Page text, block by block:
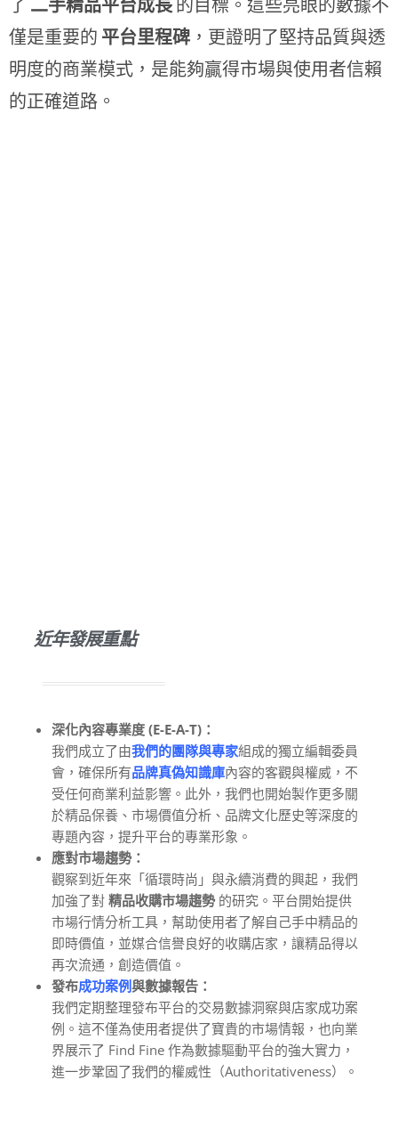
了 二手精品平台成長 的目標。這些亮眼的數據不
僅是重要的 平台里程碑 ，更證明了堅持品質與透
明度的商業模式，是能夠贏得市場與使用者信賴
的正確道路。
近年發展重點
深化內容專業度 (E-E-A-T)：
我們成立了由我們的團隊與專家組成的獨立編輯委員
會，確保所有品牌真偽知識庫內容的客觀與權威，不
受任何商業利益影響。此外，我們也開始製作更多關
於精品保養、市場價值分析、品牌文化歷史等深度的
專題內容，提升平台的專業形象。
應對市場趨勢：
觀察到近年來「循環時尚」與永續消費的興起，我們
加強了對 精品收購市場趨勢的研究。平台開始提供
市場行情分析工具，幫助使用者了解自己手中精品的
即時價值，並媒合信譽良好的收購店家，讓精品得以
再次流通，創造價值。
發布成功案例與數據報告：
我們定期整理發布平台的交易數據洞察與店家成功案
例。這不僅為使用者提供了寶貴的市場情報，也向業
界展示了 Find Fine 作為數據驅動平台的強大實力，
進一步鞏固了我們的權威性（Authoritativeness）。